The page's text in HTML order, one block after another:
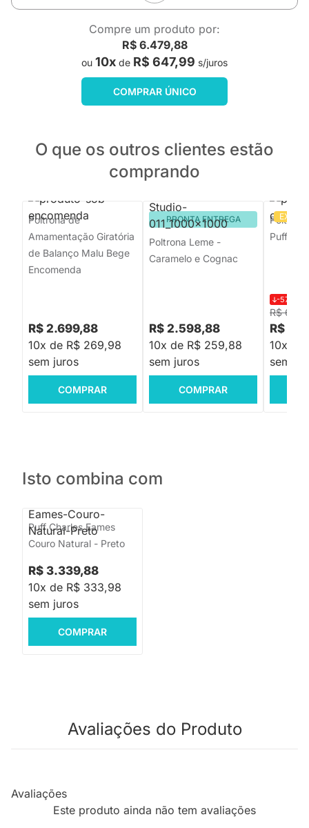
Compre um produto por:
R$ 6.479,88
ou 10x de R$ 647,99 s/juros
COMPRAR ÚNICO
O que os outros clientes estão
comprando
Poltrona de
Amamentação Giratória
de Balanço Malu Bege
Encomenda
R$ 2.699,88
10x de R$ 269,98
sem juros
COMPRAR
PRONTA ENTREGA
Poltrona Leme -
Caramelo e Cognac
R$ 2.598,88
10x de R$ 259,88
sem juros
COMPRAR
Puff -
R$
-57%
R$
10x de
sem
Isto combina com
Puff Charles Eames
Couro Natural - Preto
R$ 3.339,88
10x de R$ 333,98
sem juros
COMPRAR
Avaliações do Produto
Avaliações
Este produto ainda não tem avaliações